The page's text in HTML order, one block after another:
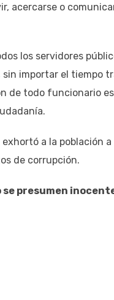
acercarse o
los servidores
importar el tiempo
de todo funcionario
a la población
de corrupción.
presumen